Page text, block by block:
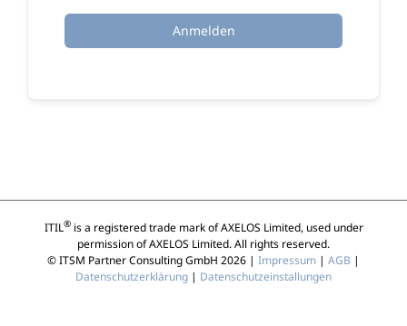
Anmelden
ITIL®is a registered trade mark of AXELOS Limited, used under
permission of AXELOS Limited. All rights reserved.
© ITSM Partner Consulting GmbH 2026 | Impressum | AGB |
Datenschutzerklärung | Datenschutzeinstallungen